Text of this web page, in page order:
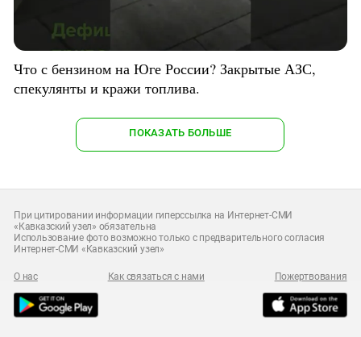
Что с бензином на Юге России? Закрытые АЗС,
спекулянты и кражи топлива.
ПОКАЗАТЬ БОЛЬШЕ
При цитировании информации гиперссылка на Интернет-СМИ
«Кавказский узел» обязательна
Использование фото возможно только с предварительного согласия
Интернет-СМИ «Кавказский узел»
О нас Как связаться с нами Пожертвования